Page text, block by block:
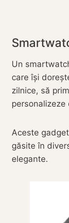
Un
care își
zilnice, să
personalizeze
Aceste
găsite în
elegante.